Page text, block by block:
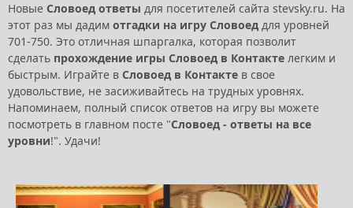
Новые Словоед ответы для посетителей сайта stevsky.ru. На
этот раз мы дадим отгадки на игру Словоед для уровней
701-750. Это отличная шпаргалка, которая позволит
сделать прохождение игры Словоед в Контакте легким и
быстрым. Играйте в Словоед в Контакте в свое
удовольствие, не засиживайтесь на трудных уровнях.
Напоминаем, полный список ответов на игру вы можете
посмотреть в главном посте "Словоед - ответы на все
уровни!". Удачи!